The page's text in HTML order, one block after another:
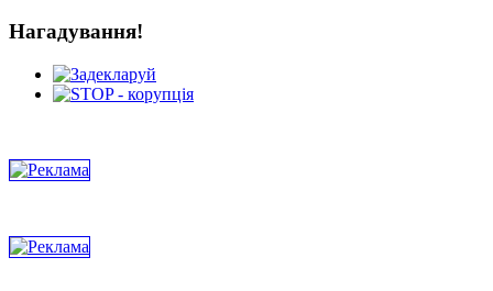
Нагадування!